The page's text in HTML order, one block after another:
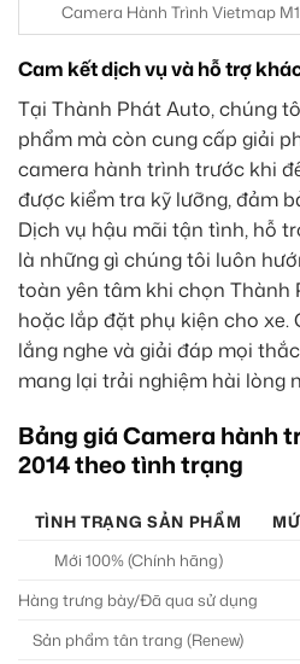
Camera Hành Trình Vietmap M1
Cam kết dịch vụ và hỗ trợ
Tại Thành Phát Auto, chúng
phẩm mà còn cung cấp giải
camera hành trình trước khi
được kiểm tra kỹ lưỡng, đảm
Dịch vụ hậu mãi tận tình, hỗ
là những gì chúng tôi luôn
toàn yên tâm khi chọn Thành
hoặc lắp đặt phụ kiện cho xe.
lắng nghe và giải đáp mọi
mang lại trải nghiệm hài lòng
Bảng giá Camera hành
2014 theo tình trạng
TÌNH TRẠNG SẢN PHẨM
Mới 100% (Chính hãng)
Hàng trưng bày/Đã qua sử dụng
Sản phẩm tân trang (Renew)